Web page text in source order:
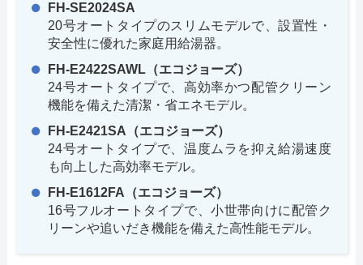
FH-SE2024SA
20号オートタイプのスリムモデルで、設置性・
安全性に優れた家庭用給湯器。
FH-E2422SAWL（エコジョーズ）
24号オートタイプで、高効率かつ配管クリーン
機能を備えた清潔・省エネモデル。
FH-E2421SA（エコジョーズ）
24号オートタイプで、温度ムラを抑え給湯速度
も向上した高効率モデル。
FH-E1612FA（エコジョーズ）
16号フルオートタイプで、小世帯向けに配管ク
リーンや追いだき機能を備えた高性能モデル。